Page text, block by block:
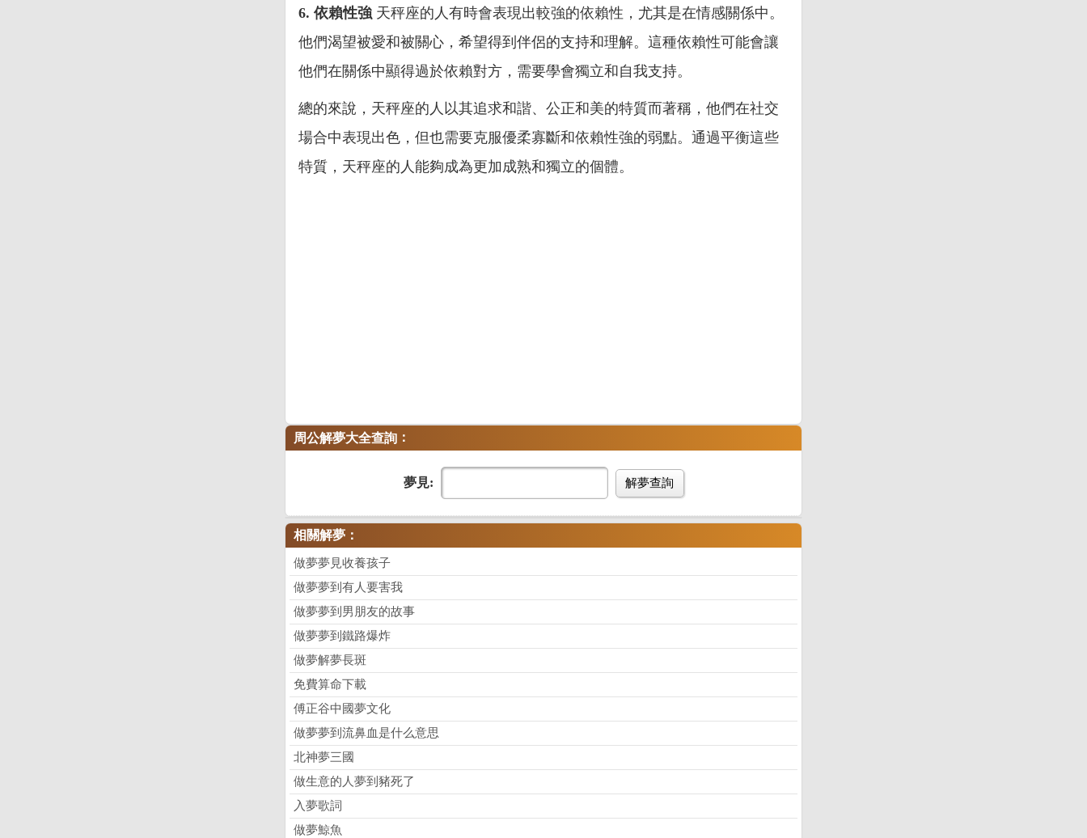
6. 依賴性強 天秤座的人有時會表現出較強的依賴性，尤其是在情感關係中。
他們渴望被愛和被關心，希望得到伴侶的支持和理解。這種依賴性可能會讓
他們在關係中顯得過於依賴對方，需要學會獨立和自我支持。
總的來說，天秤座的人以其追求和諧、公正和美的特質而著稱，他們在社交
場合中表現出色，但也需要克服優柔寡斷和依賴性強的弱點。通過平衡這些
特質，天秤座的人能夠成為更加成熟和獨立的個體。
周公解夢大全查詢 ：
夢見: 解夢查詢
相關解夢：
做夢夢見收養孩子
做夢夢到有人要害我
做夢夢到男朋友的故事
做夢夢到鐵路爆炸
做夢解夢長斑
免費算命下載
傅正谷中國夢文化
做夢夢到流鼻血是什么意思
北神夢三國
做生意的人夢到豬死了
入夢歌詞
做夢鯨魚